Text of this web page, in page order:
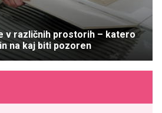
v različnih prostorih – katero
na kaj biti pozoren